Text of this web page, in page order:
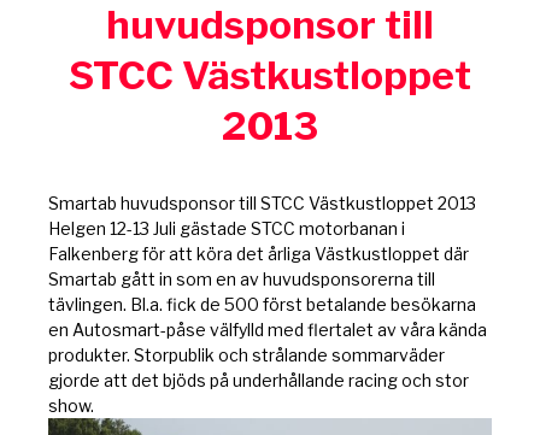
huvudsponsor till
STCC Västkustloppet
2013
Smartab huvudsponsor till STCC Västkustloppet 2013
Helgen 12-13 Juli gästade STCC motorbanan i
Falkenberg för att köra det årliga Västkustloppet där
Smartab gått in som en av huvudsponsorerna till
tävlingen. Bl.a. fick de 500 först betalande besökarna
en Autosmart-påse välfylld med flertalet av våra kända
produkter. Storpublik och strålande sommarväder
gjorde att det bjöds på underhållande racing och stor
show.